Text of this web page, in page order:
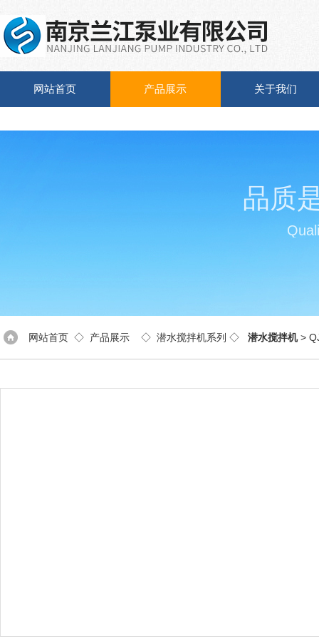
网站首页 产品展示 关于我们
品质
网站首页 ◇ 产品展示 ◇ 潜水搅拌机系列 ◇ 潜水搅拌机>